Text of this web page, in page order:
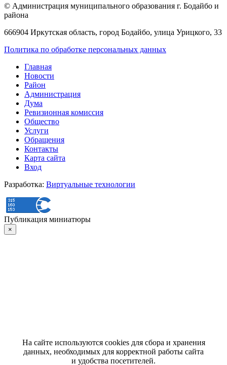
© Администрация муниципального образования г. Бодайбо и
района
666904 Иркутская область, город Бодайбо, улица Урицкого, 33
Политика по обработке персональных данных
Главная
Новости
Район
Администрация
Дума
Ревизионная комиссия
Общество
Услуги
Обращения
Контакты
Карта сайта
Вход
Разработка: Виртуальные технологии
Публикация миниатюры
×
На сайте используются cookies для сбора и хранения
данных, необходимых для корректной работы сайта
и удобства посетителей.